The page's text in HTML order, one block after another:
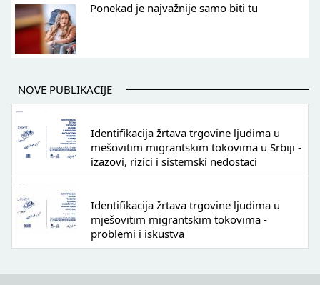
Ponekad je najvažnije samo biti tu
NOVE PUBLIKACIJE
Identifikacija žrtava trgovine ljudima u
mešovitim migrantskim tokovima u Srbiji -
izazovi, rizici i sistemski nedostaci
Identifikacija žrtava trgovine ljudima u
mješovitim migrantskim tokovima -
problemi i iskustva